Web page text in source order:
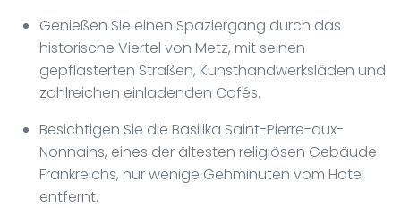
Genießen Sie einen Spaziergang durch das
historische Viertel von Metz, mit seinen
gepflasterten Straßen, Kunsthandwerksläden und
zahlreichen einladenden Cafés.
Besichtigen Sie die Basilika Saint-Pierre-aux-
Nonnains, eines der ältesten religiösen Gebäude
Frankreichs, nur wenige Gehminuten vom Hotel
entfernt.